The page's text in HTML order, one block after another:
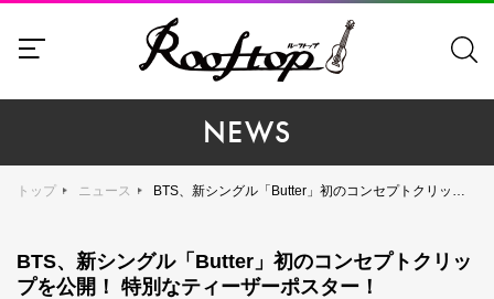
NEWS
トップ ニュース BTS、新シングル「Butter」初のコンセプトクリップを公開！ 特別なティーザーポスター！
BTS、新シングル「Butter」初のコンセプトクリッ
プを公開！ 特別なティーザーポスター！